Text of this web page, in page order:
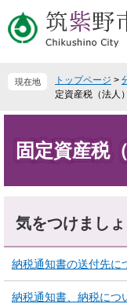
ー
ジ
ニ
ュ
へ
現在地 トップページ >
定資産税（法人）
固定資産税
気をつけましょ
納税通知書の送付先に
納税通知書、納税につ